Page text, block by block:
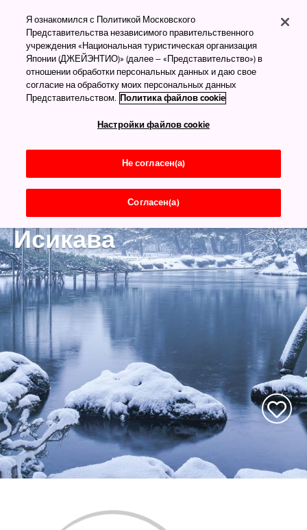
Хокурику и Синэцу
Исикава
Я ознакомился с Политикой Московского
Представительства независимого правительственного
учреждения «Национальная туристическая организация
Японии (ДЖЕЙЭНТИО)» (далее – «Представительство») в
отношении обработки персональных данных и даю свое
согласие на обработку моих персональных данных
Представительством. Политика файлов cookie
Настройки файлов cookie
Не согласен(а)
Согласен(а)